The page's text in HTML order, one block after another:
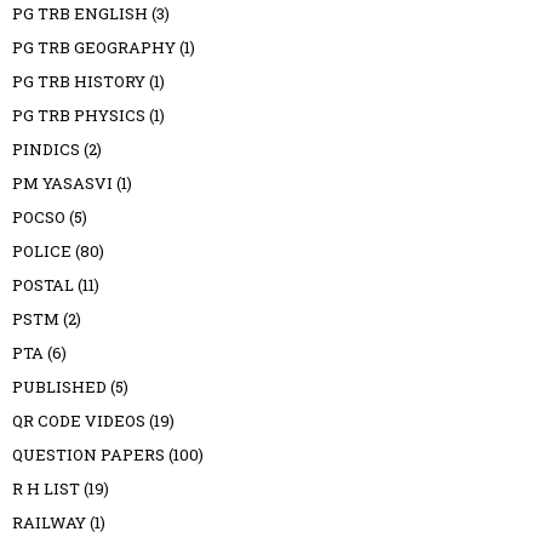
PG TRB ENGLISH (3)
PG TRB GEOGRAPHY(1)
PG TRB HISTORY(1)
PG TRB PHYSICS (1)
PINDICS (2)
PM YASASVI (1)
POCSO (5)
POLICE (80)
POSTAL(11)
PSTM (2)
PTA(6)
PUBLISHED (5)
QR CODE VIDEOS (19)
QUESTION PAPERS (100)
R H LIST(19)
RAILWAY(1)